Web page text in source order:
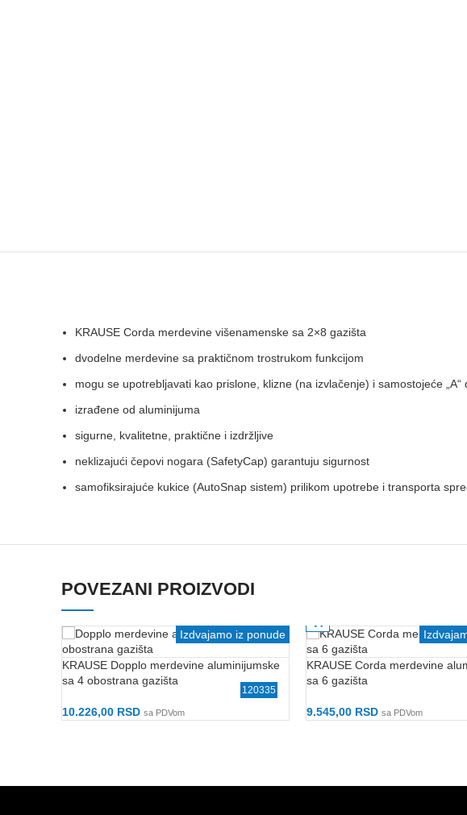
KRAUSE Corda merdevine višenamenske sa 2×8 gazišta
dvodelne merdevine sa praktičnom trostrukom funkcijom
mogu se upotrebljavati kao prislone, klizne (na izvlačenje) i samostojeće
izrađene od aluminijuma
sigurne, kvalitetne, praktične i izdržljive
neklizajući čepovi nogara (SafetyCap) garantuju sigurnost
samofiksirajuće kukice (AutoSnap sistem) prilikom upotrebe i transporta
POVEZANI PROIZVODI
Izdvajamo iz ponude
KRAUSE Dopplo merdevine aluminijumske
sa 4 obostrana gazišta
10.226,00 RSD sa PDVom
120335
KRAUSE Corda merdevine
sa 6 gazišta
9.545,00 RSD sa PDVom